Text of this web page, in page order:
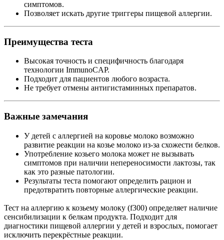
симптомов.
Позволяет искать другие триггеры пищевой аллергии.
Преимущества теста
Высокая точность и специфичность благодаря
технологии ImmunoCAP.
Подходит для пациентов любого возраста.
Не требует отмены антигистаминных препаратов.
Важные замечания
У детей с аллергией на коровье молоко возможно
развитие реакции на козье молоко из-за схожести белков.
Употребление козьего молока может не вызывать
симптомов при наличии непереносимости лактозы, так
как это разные патологии.
Результаты теста помогают определить рацион и
предотвратить повторные аллергические реакции.
Тест на аллергию к козьему молоку (f300) определяет наличие
сенсибилизации к белкам продукта. Подходит для
диагностики пищевой аллергии у детей и взрослых, помогает
исключить перекрёстные реакции.